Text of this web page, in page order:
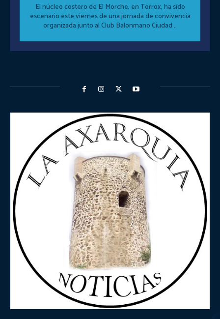
El núcleo costero de El Morche, en Torrox, ha sido
escenario este viernes de una jornada de convivencia
organizada junto al Club Balonmano Ciudad...